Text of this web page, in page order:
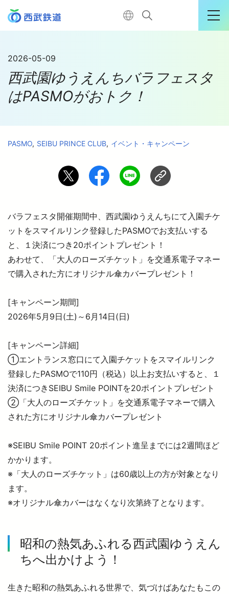
購入はこちら
おでかけ
より安全に・快適に
ニュースルーム
採用情報
法人の方へ
西武鉄道の公式アカウント一覧
個人情報保護方針
サイトのご利用にあたって
2026-05-09
西武園ゆうえんちバラフェスタ
はPASMOがおトク！
PASMO SEIBU PRINCE CLUB イベント・キャンペーン
バラフェスタ開催期間中、西武園ゆうえんちにて入園チケ
ットをスマイルリンク登録したPASMOでお支払いする
と、１決済につき20ポイントプレゼント！
あわせて、「大人のローズチケット」を交通系電子マネー
で購入された方にオリジナル傘カバープレゼント！
[キャンペーン期間]
2026年5月9日(土)～6月14日(日)
[キャンペーン詳細]
①エントランス窓口にて入園チケットをスマイルリンク
登録したPASMOで110円（税込）以上お支払いすると、１
決済につきSEIBU Smile POINTを20ポイントプレゼント
②「大人のローズチケット」を交通系電子マネーで購入
された方にオリジナル傘カバープレゼント
※SEIBU Smile POINT 20ポイント進呈までには2週間ほど
かかります。
※「大人のローズチケット」は60歳以上の方が対象となり
ます。
※オリジナル傘カバーはなくなり次第終了となります。
昭和の熱気あふれる西武園ゆうえん
ちへ出かけよう！
生きた昭和の熱気あふれる世界で、気づけばあなたもこの